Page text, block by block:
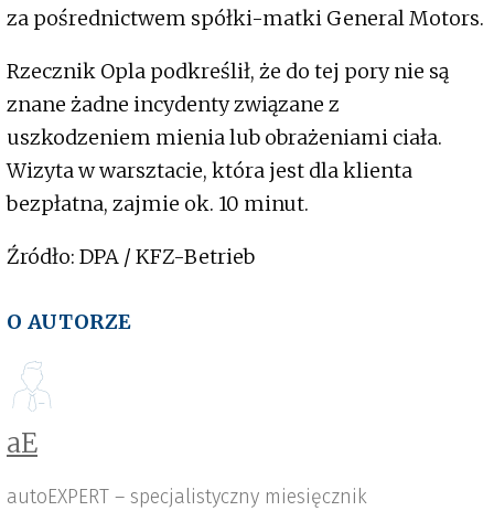
za pośrednictwem spółki-matki General Motors.
Rzecznik Opla podkreślił, że do tej pory nie są
znane żadne incydenty związane z
uszkodzeniem mienia lub obrażeniami ciała.
Wizyta w warsztacie, która jest dla klienta
bezpłatna, zajmie ok. 10 minut.
Źródło: DPA / KFZ-Betrieb
O AUTORZE
aE
autoEXPERT – specjalistyczny miesięcznik